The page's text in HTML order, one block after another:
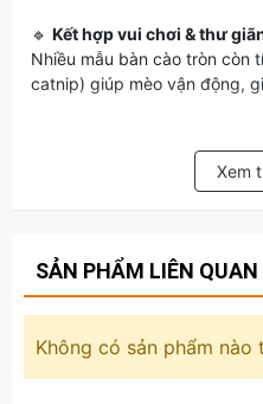
🔹 Kết hợp vui chơi & thư
Nhiều mẫu bàn cào tròn còn
catnip) giúp mèo vận động,
trong nhà. Bàn cào móng
riêng” lý tưởng cho bossXem
SẢN PHẨM LIÊN QUAN
Không có sản phẩm nào